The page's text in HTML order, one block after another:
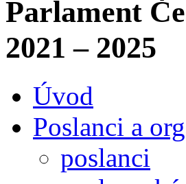
Parlament
2021 – 2025
Úvod
Poslanci a
poslanci